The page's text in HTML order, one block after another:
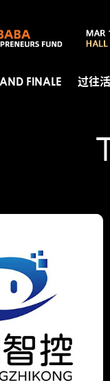
FINALE 过往